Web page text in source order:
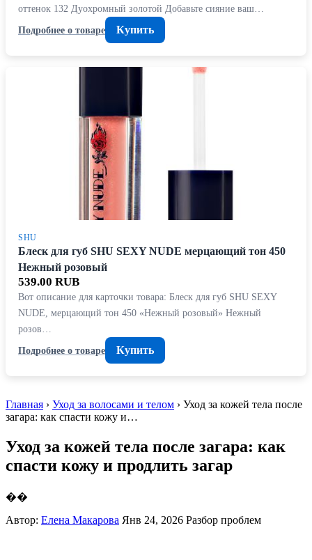
оттенок 132 Дуохромный золотой Добавьте сияние ваш…
Подробнее о товаре
Купить
SHU
Блеск для губ SHU SEXY NUDE мерцающий тон 450
Нежный розовый
539.00 RUB
Вот описание для карточки товара: Блеск для губ SHU SEXY
NUDE, мерцающий тон 450 «Нежный розовый» Нежный
розов…
Подробнее о товаре
Купить
Главная › Уход за волосами и телом › Уход за кожей тела после
загара: как спасти кожу и…
Уход за кожей тела после загара: как
спасти кожу и продлить загар
��
Автор: Елена Макарова Янв 24, 2026 Разбор проблем